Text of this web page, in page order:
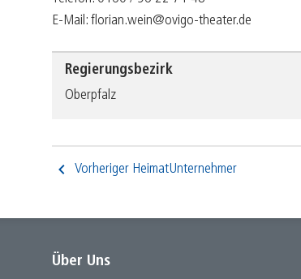
E-Mail: florian.wein@ovigo-theater.de
Regierungsbezirk
Oberpfalz
Vorheriger HeimatUnternehmer
Über Uns